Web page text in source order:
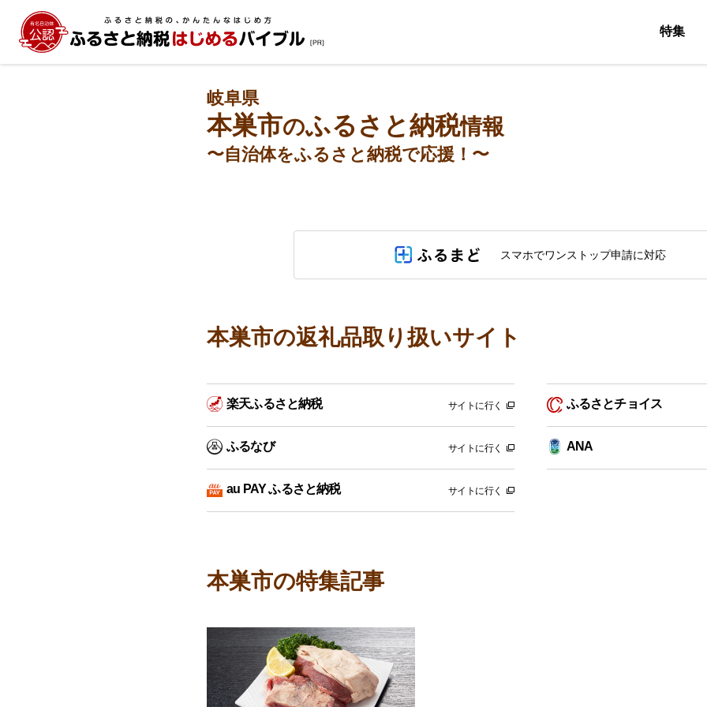
特集
岐阜県
本巣市のふるさと納税情報
〜自治体をふるさと納税で応援！〜
スマホでワンストップ申請に対応
本巣市の返礼品取り扱いサイト
楽天ふるさと納税 サイトに行く ふるさとチョイス
ふるなび サイトに行く ANA
au PAY ふるさと納税 サイトに行く
本巣市の特集記事